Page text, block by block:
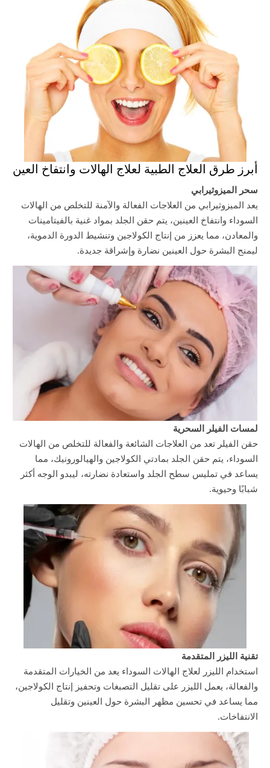
أبرز طرق العلاج الطبية لعلاج الهالات وانتفاخ العين
سحر الميزوثيرابي
يعد الميزوثيرابي من العلاجات الفعالة والآمنة للتخلص من الهالات
السوداء وانتفاخ العينين، يتم حقن الجلد بمواد غنية بالفيتامينات
والمعادن، مما يعزز من إنتاج الكولاجين وتنشيط الدورة الدموية،
ليمنح البشرة حول العينين نضارة وإشراقة جديدة.
لمسات الفيلر السحرية
حقن الفيلر تعد من العلاجات الشائعة والفعالة للتخلص من الهالات
السوداء، يتم حقن الجلد بمادتي الكولاجين والهيالورونيك، مما
يساعد في تمليس سطح الجلد واستعادة نضارته، ليبدو الوجه أكثر
شبابًا وحيوية.
تقنية الليزر المتقدمة
استخدام الليزر لعلاج الهالات السوداء يعد من الخيارات المتقدمة
والفعالة، يعمل الليزر على تقليل التصبغات وتحفيز إنتاج الكولاجين،
مما يساعد في تحسين مظهر البشرة حول العينين وتقليل
الانتفاخات.